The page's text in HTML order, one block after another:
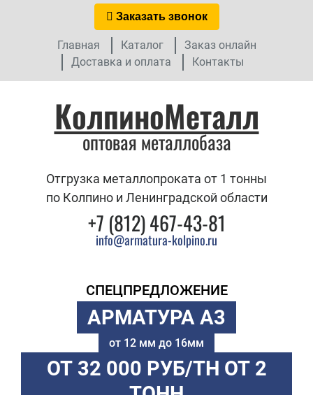
Заказать звонок
Главная Каталог
Заказ онлайн
Доставка и оплата
Контакты
КолпиноМеталл
оптовая металлобаза
Отгрузка металлопроката от 1 тонны
по Колпино и Ленинградской области
+7 (812) 467-43-81
info@armatura-kolpino.ru
СПЕЦПРЕДЛОЖЕНИЕ
АРМАТУРА А3
от 12 мм до 16мм
ОТ 32 000 РУБ/ТН ОТ 2